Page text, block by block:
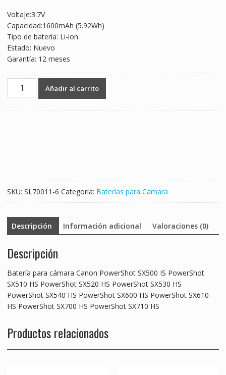
Voltaje:3.7V
Capacidad:1600mAh (5.92Wh)
Tipo de batería: Li-ion
Estado: Nuevo
Garantía: 12 meses
Batería
nueva
HS
PowerShot
SX520
HS
PowerShot
SX530
HS
PowerShot
SX540
HS
PowerShot
SX600
PowerShot
SX610
HS
Añadir al carrito
SKU: SL70011-6 Categoría: Baterías para Cámara
Descripción Información adicional Valoraciones (0)
Descripción
Batería para cámara Canon PowerShot SX500 IS PowerShot
SX510 HS PowerShot SX520 HS PowerShot SX530 HS
PowerShot SX540 HS PowerShot SX600 HS PowerShot SX610
HS PowerShot SX700 HS PowerShot SX710 HS
Productos relacionados